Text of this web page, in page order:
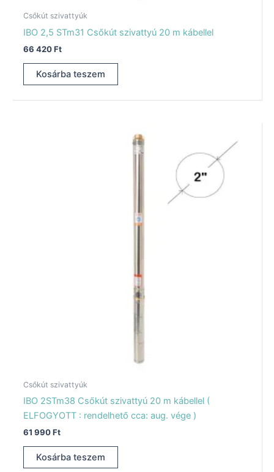
Csőkút szivattyúk
IBO 2,5 STm31 Csőkút szivattyú 20 m kábellel
66 420Ft
Kosárba teszem
Csőkút szivattyúk
IBO 2STm38 Csőkút szivattyú 20 m kábellel (
ELFOGYOTT : rendelhető cca: aug. vége )
61 990Ft
Kosárba teszem